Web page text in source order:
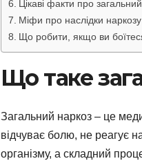
Цікаві факти про
Міфи про наслідки наркозу
Що робити, якщо ви
Що таке
Загальний наркоз – це
відчуває болю, не реагує
організму, а складний